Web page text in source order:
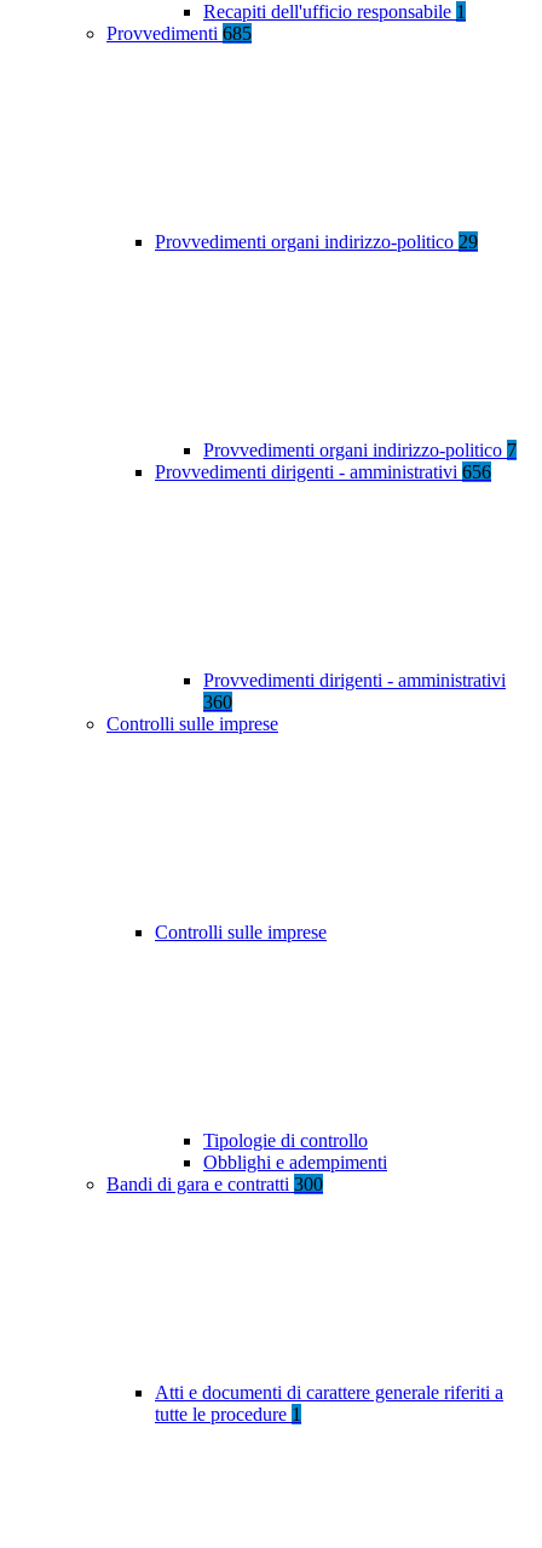
Recapiti dell'ufficio responsabile 1
Provvedimenti 685
Provvedimenti organi indirizzo-politico 29
Provvedimenti organi indirizzo-politico 7
Provvedimenti dirigenti - amministrativi 656
Provvedimenti dirigenti - amministrativi
360
Controlli sulle imprese
Controlli sulle imprese
Tipologie di controllo
Obblighi e adempimenti
Bandi di gara e contratti 300
Atti e documenti di carattere generale riferiti a
tutte le procedure 1